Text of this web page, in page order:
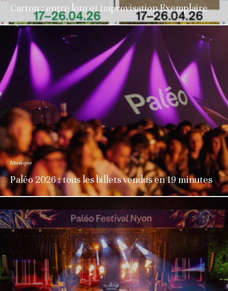
Carton : entre loto et improvisation Exemplaire
Musique
Paléo 2026 : tous les billets vendus en 19 minutes